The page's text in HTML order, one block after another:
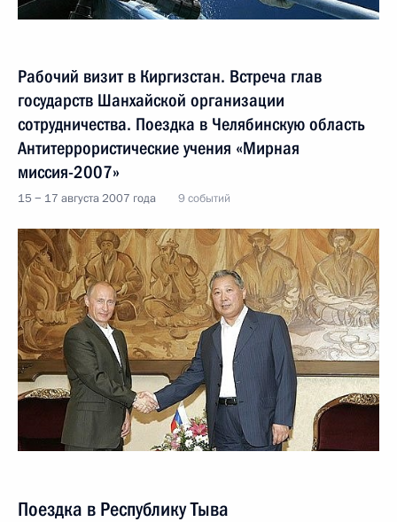
Рабочий визит в Киргизстан. Встреча глав
государств Шанхайской организации
сотрудничества. Поездка в Челябинскую область
Антитеррористические учения «Мирная
миссия-2007»
15 − 17 августа 2007 года 9 событий
Поездка в Республику Тыва